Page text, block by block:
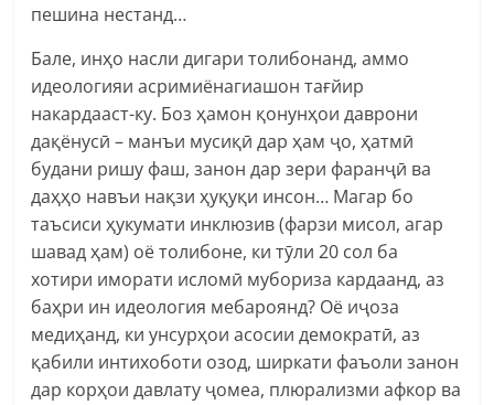
пешина нестанд…
Бале, инҳо насли дигари толибонанд, аммо
идеологияи асримиёнагиашон тағйир
накардааст-ку. Боз ҳамон қонунҳои даврони
дақёнусӣ – манъи мусиқӣ дар ҳам ҷо, ҳатмӣ
будани ришу фаш, занон дар зери фаранҷӣ ва
даҳҳо навъи нақзи ҳуқуқи инсон… Магар бо
таъсиси ҳукумати инклюзив (фарзи мисол, агар
шавад ҳам) оё толибоне, ки тӯли 20 сол ба
хотири иморати исломӣ мубориза кардаанд, аз
баҳри ин идеология мебароянд? Оё иҷоза
медиҳанд, ки унсурҳои асосии демократӣ, аз
қабили интихоботи озод, ширкати фаъоли занон
дар корҳои давлату ҷомеа, плюрализми афкор ва